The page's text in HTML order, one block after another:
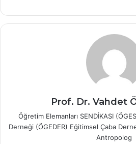
Prof. Dr. Vahdet
Öğretim Elemanları SENDİKASI
Derneği (ÖGEDER) Eğitimsel Çaba
Antropolog